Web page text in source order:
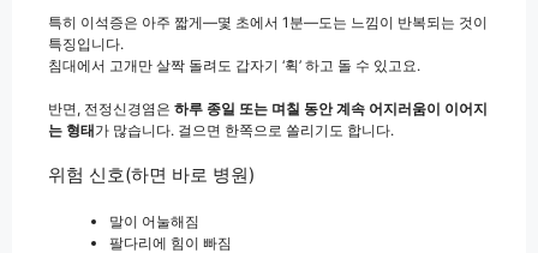
특히 이석증은 아주 짧게—몇 초에서 1분—도는 느낌이 반복되는 것이
특징입니다.
침대에서 고개만 살짝 돌려도 갑자기 ‘휙’ 하고 돌 수 있고요.
반면, 전정신경염은 하루 종일 또는 며칠 동안 계속 어지러움이 이어지
는 형태가 많습니다. 걸으면 한쪽으로 쏠리기도 합니다.
위험 신호(하면 바로 병원)
말이 어눌해짐
팔다리에 힘이 빠짐